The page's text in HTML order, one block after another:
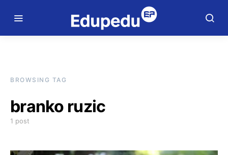
BROWSING TAG
branko ruzic
1 post